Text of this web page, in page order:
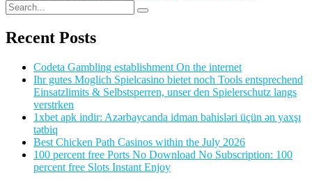
Recent Posts
Codeta Gambling establishment On the internet
Ihr gutes Moglich Spielcasino bietet noch Tools entsprechend
Einsatzlimits & Selbstsperren, unser den Spielerschutz langs
verstrken
1xbet apk indir: Azərbaycanda idman bahisləri üçün ən yaxşı
tətbiq
Best Chicken Path Casinos within the July 2026
100 percent free Ports No Download No Subscription: 100
percent free Slots Instant Enjoy